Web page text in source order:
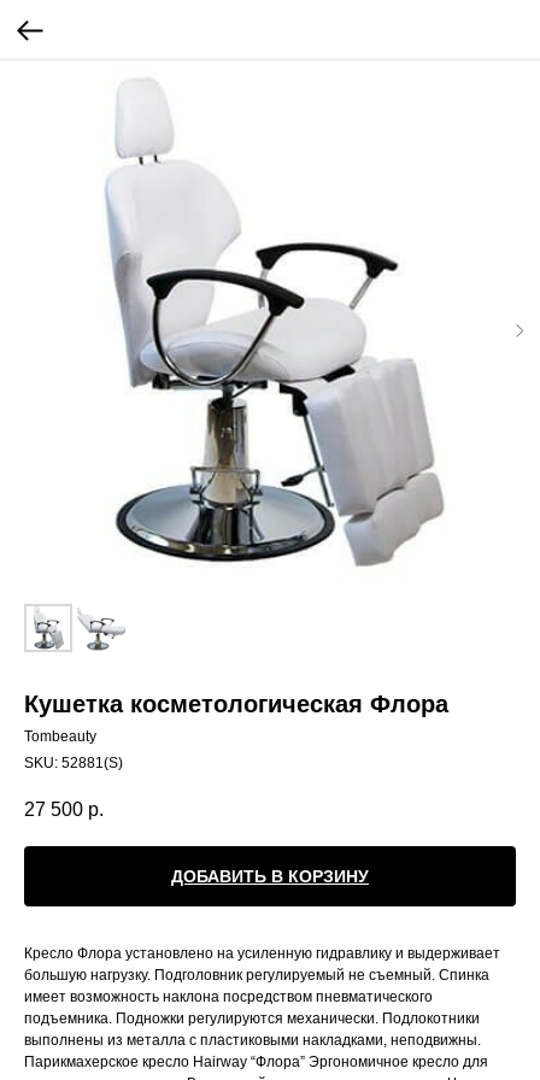
Кушетка косметологическая Флора
Tombeauty
SKU: 52881(S)
27 500 р.
ДОБАВИТЬ В КОРЗИНУ
Кресло Флора установлено на усиленную гидравлику и выдерживает
большую нагрузку. Подголовник регулируемый не съемный. Спинка
имеет возможность наклона посредством пневматического
подъемника. Подножки регулируются механически. Подлокотники
выполнены из металла с пластиковыми накладками, неподвижны.
Парикмахерское кресло Hairway “Флора” Эргономичное кресло для